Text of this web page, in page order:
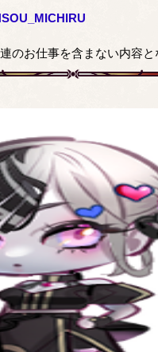
のお仕事を含まない内容と